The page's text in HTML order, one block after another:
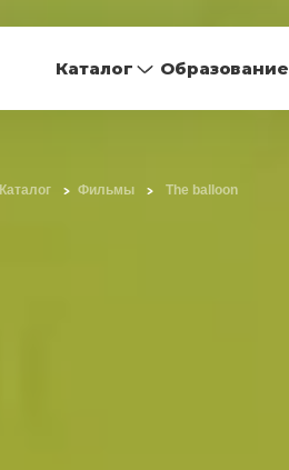
Каталог Образование
Каталог Фильмы The balloon